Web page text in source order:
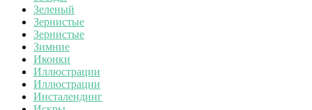
Зеленый
Зернистые
Зернистые
Зимние
Иконки
Иллюстрации
Иллюстрации
Инсталендинг